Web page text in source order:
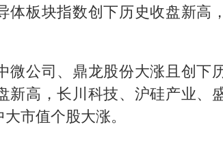
体板块指数创下历史收盘新高
微公司、鼎龙股份大涨且创下
新高，长川科技、沪硅产业、
市值个股大涨。